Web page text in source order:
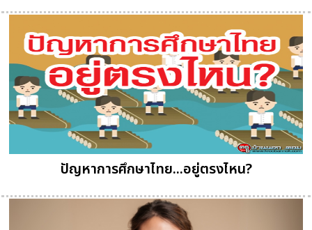
ปัญหาการศึกษาไทย...อยู่ตรงไหน?